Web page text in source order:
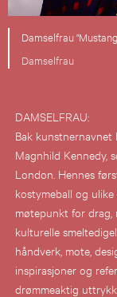
Damselfrau
Damselfrau
DAMSELFRAU:
Bak
Magnhild Kennedy,
London. Hennes
kostymeball og
møtepunkt for drag,
kulturelle
håndverk, mote,
inspirasjoner og
drømmeaktig